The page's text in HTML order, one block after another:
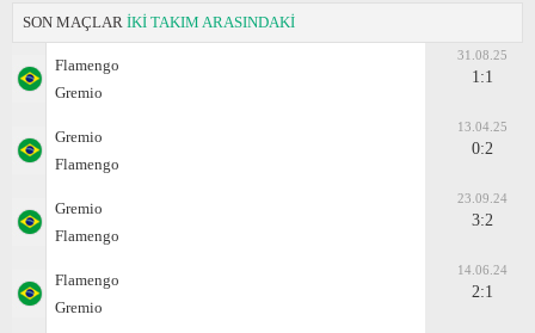
SON MAÇLAR İKİ TAKIM ARASINDAKİ
Flamengo
Gremio
31.08.25
1:1
Gremio
Flamengo
13.04.25
0:2
Gremio
Flamengo
23.09.24
3:2
Flamengo
Gremio
14.06.24
2:1